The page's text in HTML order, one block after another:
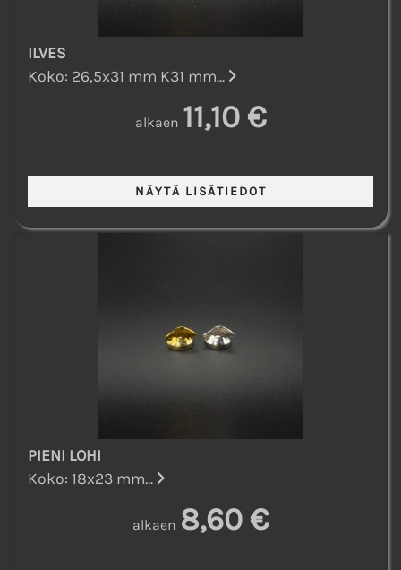
ILVES
Koko: 26,5x31 mm K31 mm...
alkaen 11,10 €
PIENI LOHI
Koko: 18x23 mm...
alkaen 8,60 €